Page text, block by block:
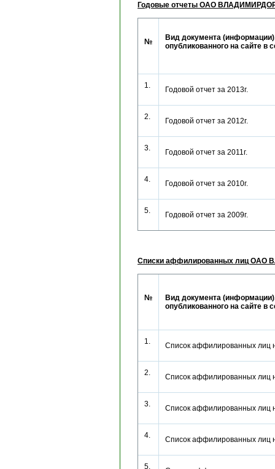
Годовые отчеты ОАО
№
Вид документа
опубликованного на сайте в
1. Годовой отчет за 2013г.
2. Годовой отчет за 2012г.
3. Годовой отчет за 2011г.
4. Годовой отчет за 2010г.
5. Годовой отчет за 2009г.
Списки аффилированных лиц
№
Вид документа
опубликованного на сайте в
1. Список аффилированных
2. Список аффилированных
3. Список аффилированных
4. Список аффилированных
5.